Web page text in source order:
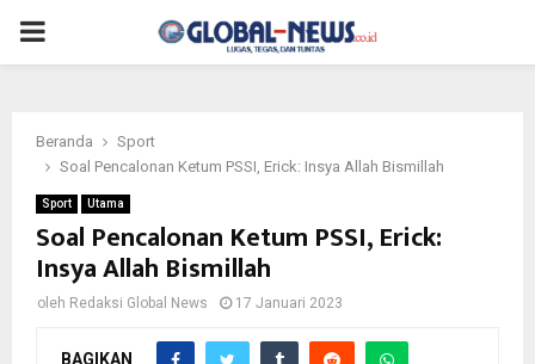
PRIMARY
Beranda
Sport
Soal Pencalonan Ketum PSSI, Erick: Insya Allah Bismillah
Sport Utama
Soal Pencalonan Ketum PSSI, Erick:
Insya Allah Bismillah
oleh Redaksi Global News 17 Januari 2023
BAGIKAN